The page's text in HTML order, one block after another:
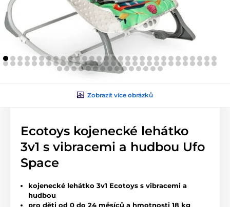
Zobrazit více obrázků
Ecotoys kojenecké lehátko
3v1 s vibracemi a hudbou Ufo
Space
kojenecké lehátko 3v1 Ecotoys s vibracemi a
hudbou
pro děti od 0 do 24 měsíců a hmotnosti 18 kg